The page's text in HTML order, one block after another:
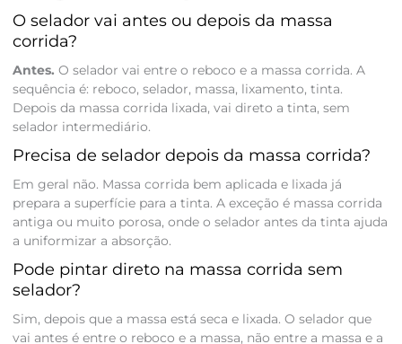
O selador vai antes ou depois da massa
corrida?
Antes. O selador vai entre o reboco e a massa corrida. A
sequência é: reboco, selador, massa, lixamento, tinta.
Depois da massa corrida lixada, vai direto a tinta, sem
selador intermediário.
Precisa de selador depois da massa corrida?
Em geral não. Massa corrida bem aplicada e lixada já
prepara a superfície para a tinta. A exceção é massa corrida
antiga ou muito porosa, onde o selador antes da tinta ajuda
a uniformizar a absorção.
Pode pintar direto na massa corrida sem
selador?
Sim, depois que a massa está seca e lixada. O selador que
vai antes é entre o reboco e a massa, não entre a massa e a